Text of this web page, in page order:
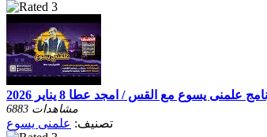
علمنى يسوع مع القس / امجد عطا 8 يناير 2026
6883 مشاهدات
تصنيف: علمنى يسوع